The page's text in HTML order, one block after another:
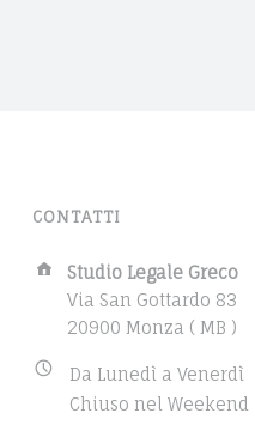
CONTATTI
A
d
d
e
s
Studio Legale Greco
Via San Gottardo 83
20900 Monza ( MB )
B
u
Da Lunedì a Venerdì
Chiuso nel Weekend